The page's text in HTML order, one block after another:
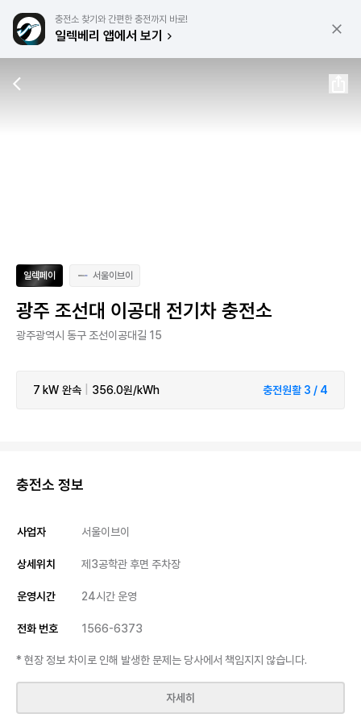
충전소 찾기와 간편한 충전까지 바로!
일렉베리 앱에서 보기
일렉페이 서울이브이
광주 조선대 이공대 전기차 충전소
광주광역시 동구 조선이공대길 15
7 kW 완속 356.0원/kWh 충전원활 3 / 4
충전소 정보
사업자 서울이브이
상세위치 제3공학관 후면 주차장
운영시간 24시간 운영
전화 번호 1566-6373
* 현장 정보 차이로 인해 발생한 문제는 당사에서 책임지지 않습니다.
자세히